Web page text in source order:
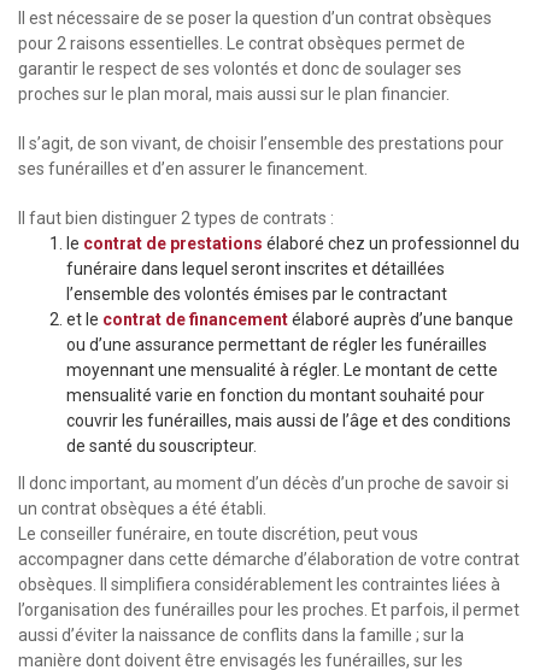
l est nécessaire de se poser la question d’un contrat obsèques
pour 2 raisons essentielles. Le contrat obsèques permet de
garantir le respect de ses volontés et donc de soulager ses
proches sur le plan moral, mais aussi sur le plan financier.
Il s’agit, de son vivant, de choisir l’ensemble des prestations pour
ses funérailles et d’en assurer le financement.
Il faut bien distinguer 2 types de contrats :
le contrat de prestations élaboré chez un professionnel du
funéraire dans lequel seront inscrites et détaillées
l’ensemble des volontés émises par le contractant
et le contrat de financementélaboré auprès d’une banque
ou d’une assurance permettant de régler les funérailles
moyennant une mensualité à régler. Le montant de cette
mensualité varie en fonction du montant souhaité pour
couvrir les funérailles, mais aussi de l’âge et des conditions
de santé du souscripteur.
Il donc important, au moment d’un décès d’un proche de savoir si
un contrat obsèques a été établi.
Le conseiller funéraire, en toute discrétion, peut vous
accompagner dans cette démarche d’élaboration de votre contrat
obsèques. Il simplifiera considérablement les contraintes liées à
l’organisation des funérailles pour les proches. Et parfois, il permet
aussi d’éviter la naissance de conflits dans la famille ; sur la
manière dont doivent être envisagés les funérailles, sur les